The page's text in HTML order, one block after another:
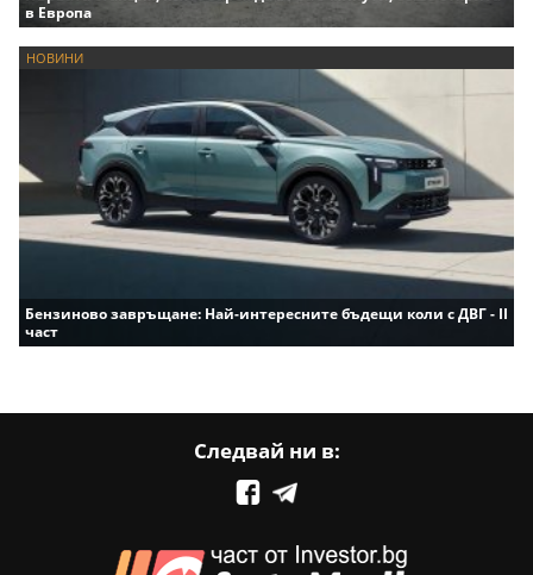
в Европа
НОВИНИ
Бензиново завръщане: Най-интересните бъдещи коли с ДВГ - II
част
Следвай ни в: